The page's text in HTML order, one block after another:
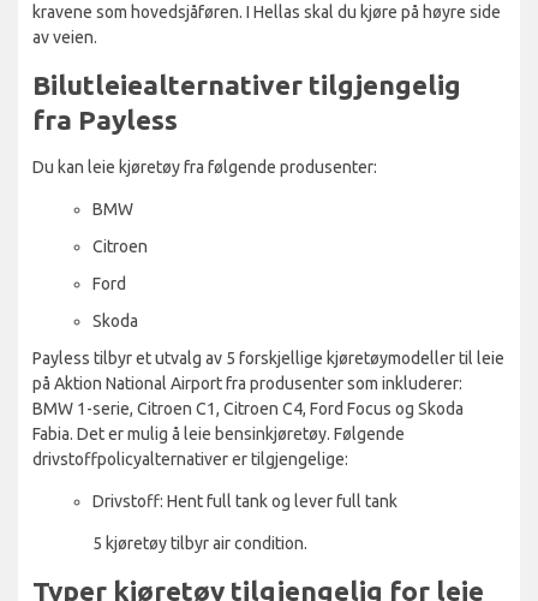
kravene som hovedsjåføren. I Hellas skal du kjøre på høyre side
av veien.
Bilutleiealternativer tilgjengelig
fra Payless
Du kan leie kjøretøy fra følgende produsenter:
BMW
Citroen
Ford
Skoda
Payless tilbyr et utvalg av 5 forskjellige kjøretøymodeller til leie
på Aktion National Airport fra produsenter som inkluderer:
BMW 1-serie, Citroen C1, Citroen C4, Ford Focus og Skoda
Fabia. Det er mulig å leie bensinkjøretøy. Følgende
drivstoffpolicyalternativer er tilgjengelige:
Drivstoff: Hent full tank og lever full tank
5 kjøretøy tilbyr air condition.
Typer kjøretøy tilgjengelig for leie